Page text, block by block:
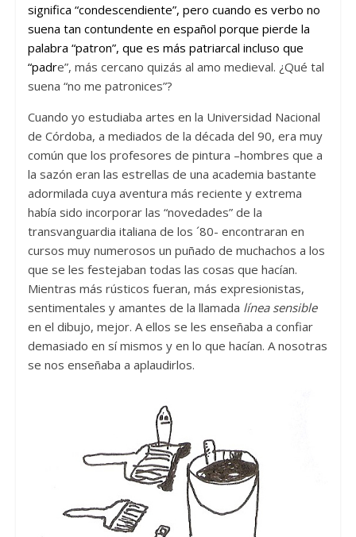
significa “condescendiente”, pero cuando es verbo no
suena tan contundente en español porque pierde la
palabra “patron”, que es más patriarcal incluso que
“padre”, más cercano quizás al amo medieval. ¿Qué tal
suena “no me patronices”?
Cuando yo estudiaba artes en la Universidad Nacional
de Córdoba, a mediados de la década del 90, era muy
común que los profesores de pintura –hombres que a
la sazón eran las estrellas de una academia bastante
adormilada cuya aventura más reciente y extrema
había sido incorporar las “novedades” de la
transvanguardia italiana de los ´80- encontraran en
cursos muy numerosos un puñado de muchachos a los
que se les festejaban todas las cosas que hacían.
Mientras más rústicos fueran, más expresionistas,
sentimentales y amantes de la llamada línea sensible
en el dibujo, mejor. A ellos se les enseñaba a confiar
demasiado en sí mismos y en lo que hacían. A nosotras
se nos enseñaba a aplaudirlos.